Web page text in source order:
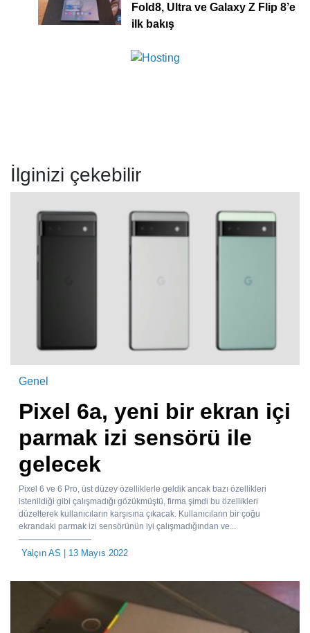
Fold8, Ultra ve Galaxy Z Flip 8’e
ilk bakış
İlginizi çekebilir
Genel
Pixel 6a, yeni bir ekran içi
parmak izi sensörü ile
gelecek
Pixel 6 ve 6 Pro, üst düzey özelliklerle geldik ancak bazı özellikleri
istenildiği gibi çalışmadığı gözükmüştü, firma şimdi bu özellikleri
düzelterek kullanıcıların karşısına çıkacak. Kullanıcıların bir çoğu
ekrandaki parmak izi sensörünün iyi çalışmadığından ve...
Yalçın AS | 13 Mayıs 2022